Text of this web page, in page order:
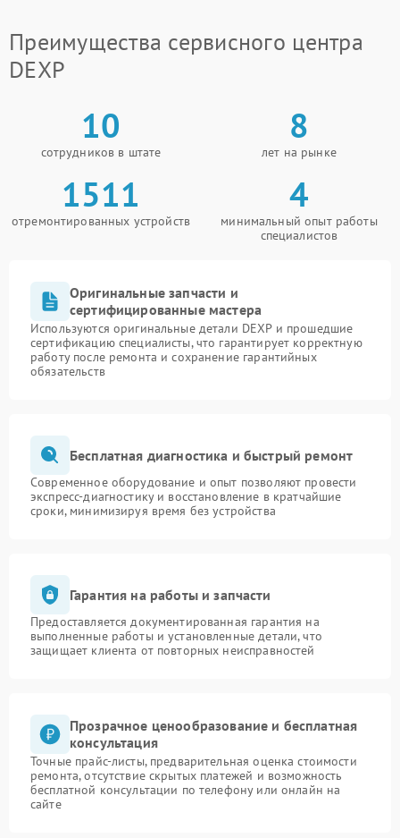
Преимущества сервисного центра
DEXP
10
сотрудников в штате
8
лет на рынке
1511
отремонтированных устройств
4
минимальный опыт работы
специалистов
Оригинальные запчасти и
сертифицированные мастера
Используются оригинальные детали DEXP и прошедшие
сертификацию специалисты, что гарантирует корректную
работу после ремонта и сохранение гарантийных
обязательств
Бесплатная диагностика и быстрый ремонт
Современное оборудование и опыт позволяют провести
экспресс-диагностику и восстановление в кратчайшие
сроки, минимизируя время без устройства
Гарантия на работы и запчасти
Предоставляется документированная гарантия на
выполненные работы и установленные детали, что
защищает клиента от повторных неисправностей
Прозрачное ценообразование и бесплатная
консультация
Точные прайс-листы, предварительная оценка стоимости
ремонта, отсутствие скрытых платежей и возможность
бесплатной консультации по телефону или онлайн на
сайте